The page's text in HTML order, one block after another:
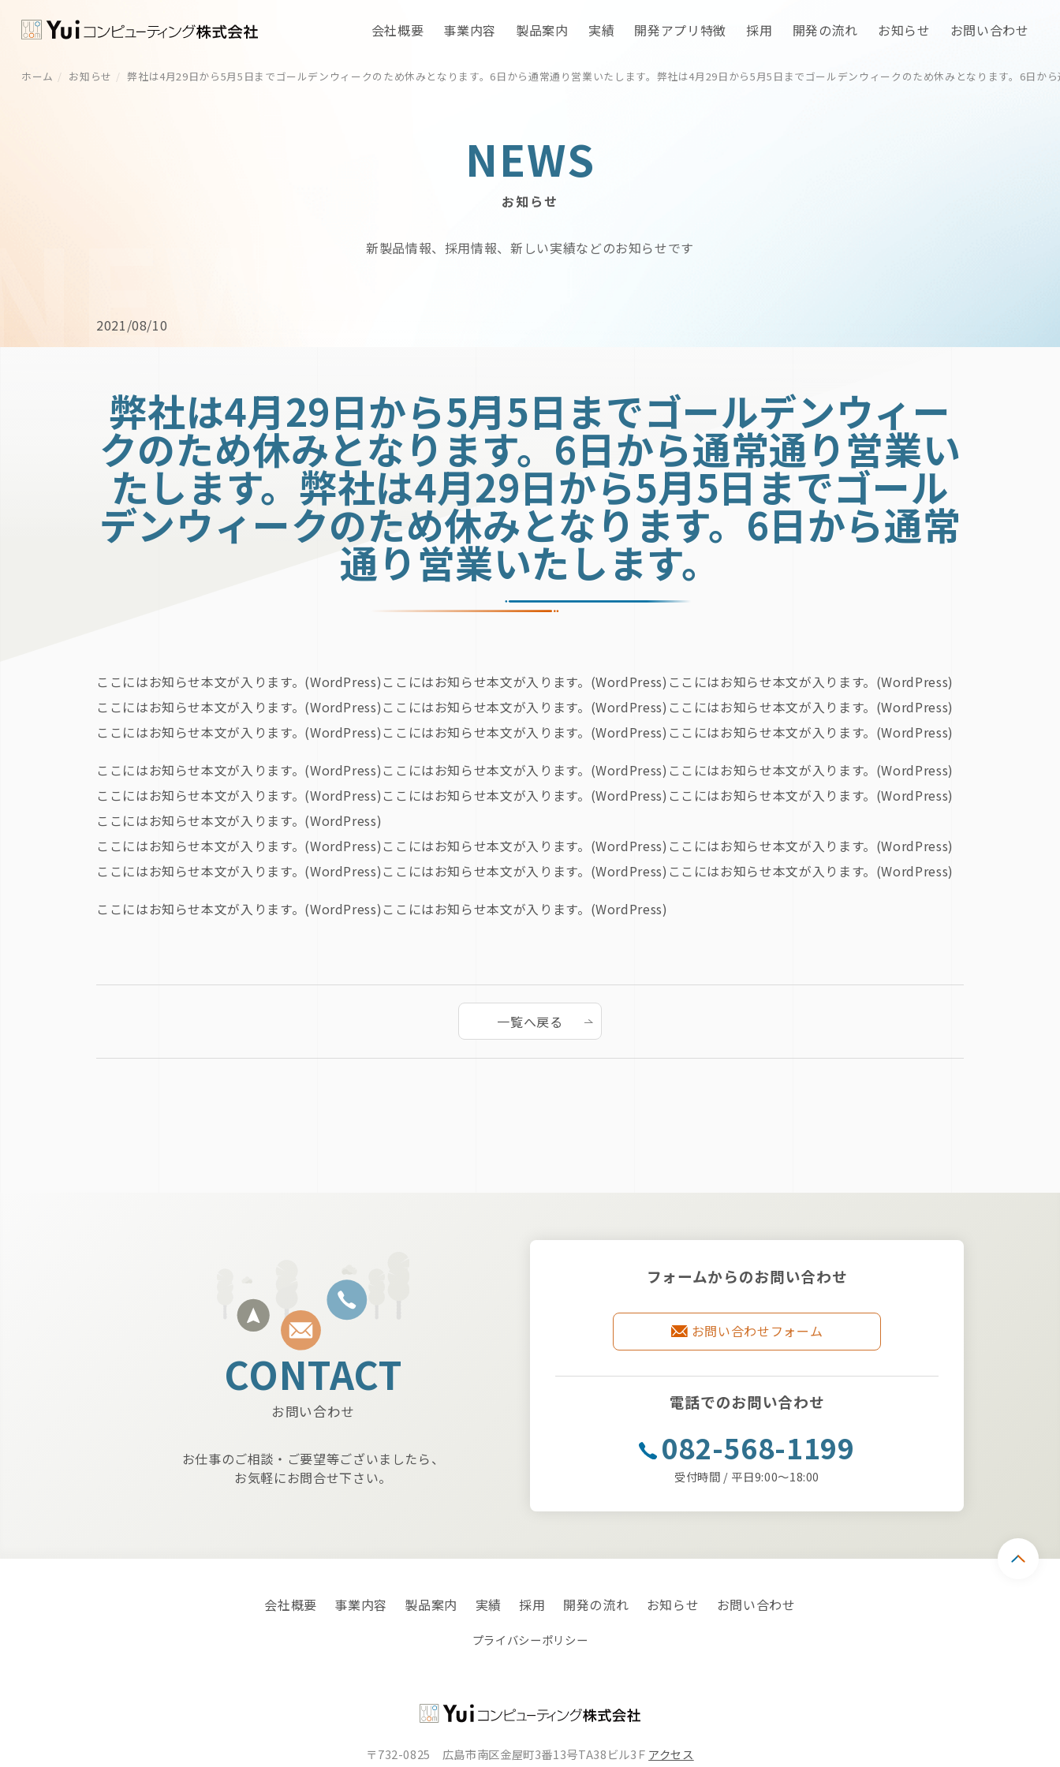
会社概要 事業内容 製品案内 実績 開発アプリ特徴 採用 開発の流れ お知らせ お問い合わせ
ホーム お知らせ 弊社は4月29日から5月5日までゴールデンウィークのため休みとなります。6日から通常通り営業いたします。弊社は4月29日から5月5日までゴールデンウィークのため休みとなります。6日か
NEWS
お知らせ
新製品情報、採用情報、新しい実績などのお知らせです
2021/08/10
弊社は4月29日から5月5日までゴールデンウィー
クのため休みとなります。6日から通常通り営業い
たします。弊社は4月29日から5月5日までゴール
デンウィークのため休みとなります。6日から通常
通り営業いたします。
ここにはお知らせ本文が入ります。(WordPress)ここにはお知らせ本文が入ります。(WordPress)ここにはお知らせ本文が入ります。(WordPress)
ここにはお知らせ本文が入ります。(WordPress)ここにはお知らせ本文が入ります。(WordPress)ここにはお知らせ本文が入ります。(WordPress)
ここにはお知らせ本文が入ります。(WordPress)ここにはお知らせ本文が入ります。(WordPress)ここにはお知らせ本文が入ります。(WordPress)
ここにはお知らせ本文が入ります。(WordPress)ここにはお知らせ本文が入ります。(WordPress)ここにはお知らせ本文が入ります。(WordPress)
ここにはお知らせ本文が入ります。(WordPress)ここにはお知らせ本文が入ります。(WordPress)ここにはお知らせ本文が入ります。(WordPress)
ここにはお知らせ本文が入ります。(WordPress)
ここにはお知らせ本文が入ります。(WordPress)ここにはお知らせ本文が入ります。(WordPress)ここにはお知らせ本文が入ります。(WordPress)
ここにはお知らせ本文が入ります。(WordPress)ここにはお知らせ本文が入ります。(WordPress)ここにはお知らせ本文が入ります。(WordPress)
ここにはお知らせ本文が入ります。(WordPress)ここにはお知らせ本文が入ります。(WordPress)
一覧へ戻る
CONTACT
お問い合わせ
お仕事のご相談・ご要望等ございましたら、
お気軽にお問合せ下さい。
フォームからのお問い合わせ
お問い合わせフォーム
電話でのお問い合わせ
082-568-1199
受付時間 / 平日9:00～18:00
会社概要 事業内容 製品案内 実績 採用 開発の流れ お知らせ お問い合わせ
プライバシーポリシー
〒732-0825 広島市南区金屋町3番13号TA38ビル3Ｆ アクセス